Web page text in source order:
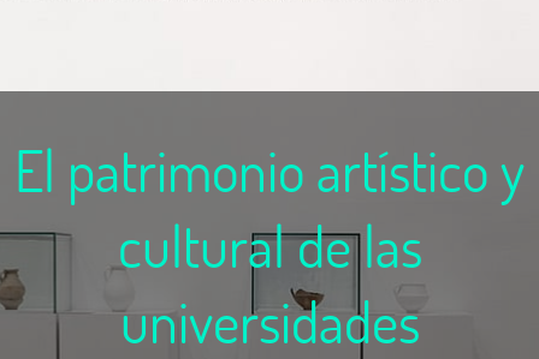
El patrimonio artístico y
cultural de las
universidades